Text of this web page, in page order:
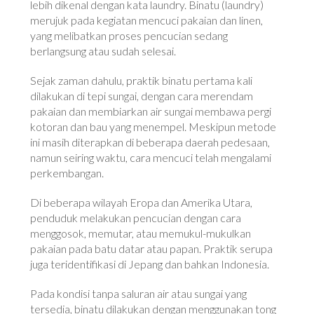
lebih dikenal dengan kata laundry. Binatu (laundry)
merujuk pada kegiatan mencuci pakaian dan linen,
yang melibatkan proses pencucian sedang
berlangsung atau sudah selesai.
Sejak zaman dahulu, praktik binatu pertama kali
dilakukan di tepi sungai, dengan cara merendam
pakaian dan membiarkan air sungai membawa pergi
kotoran dan bau yang menempel. Meskipun metode
ini masih diterapkan di beberapa daerah pedesaan,
namun seiring waktu, cara mencuci telah mengalami
perkembangan.
Di beberapa wilayah Eropa dan Amerika Utara,
penduduk melakukan pencucian dengan cara
menggosok, memutar, atau memukul-mukulkan
pakaian pada batu datar atau papan. Praktik serupa
juga teridentifikasi di Jepang dan bahkan Indonesia.
Pada kondisi tanpa saluran air atau sungai yang
tersedia, binatu dilakukan dengan menggunakan tong